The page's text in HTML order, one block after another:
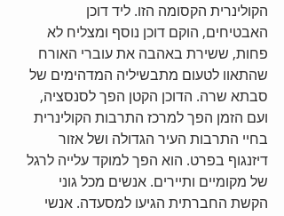
הקולינרית הקסומה הזו. ליד דוכן
האבטיחים, הוקם דוכן נוסף ומצליח לא
פחות, ששירת באהבה את עוברי האורח
שהתאוו לטעום מתבשיליה המדהימים של
סבתא שרה. הדוכן הקטן הפך לסנסציה,
ועם הזמן הפך למרכז התרבות הקולינרית
בחיי התרבות העיר הגדולה ושל אזור
דיזנגוף בפרט. הוא הפך למוקד עלייה לרגל
של מקומיים ותיירים. אנשים מכל גוני
הקשת החברתית הגיעו למסעדה. אנשי